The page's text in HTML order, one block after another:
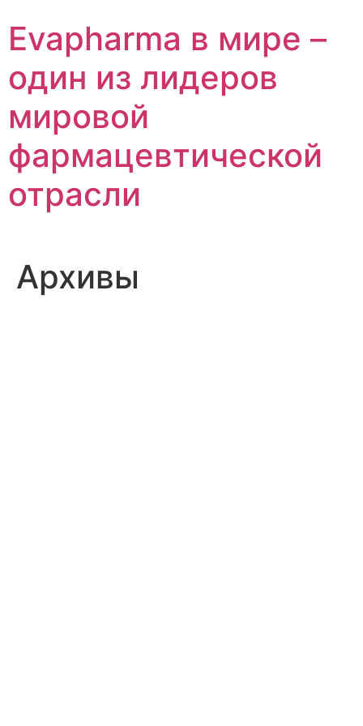
содержимому
Evapharma в мире –
один из лидеров
мировой
фармацевтической
отрасли
Архивы